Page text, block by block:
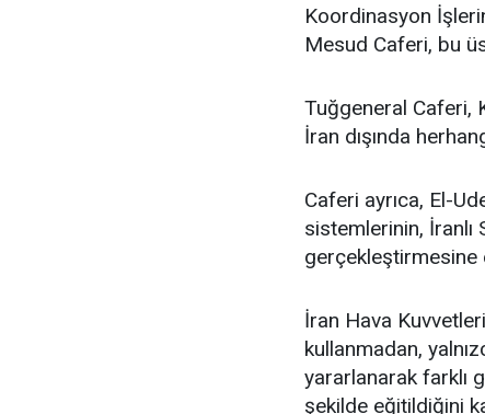
Koordinasyon
Mesud Caferi, bu
Tuğgeneral Caferi,
İran dışında
Caferi ayrıca, El-
sistemlerinin, İranlı
gerçekleştirmesine
İran Hava
kullanmadan,
yararlanarak farklı
şekilde eğitildiğini